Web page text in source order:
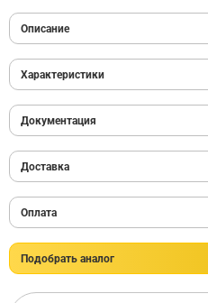
Описание
Характеристики
Документация
Доставка
Оплата
Подобрать аналог